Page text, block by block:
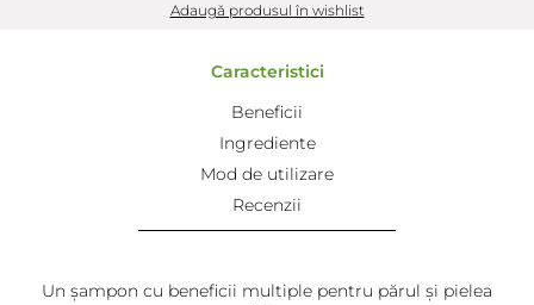
Adaugă produsul în wishlist
Caracteristici
Beneficii
Ingrediente
Mod de utilizare
Recenzii
Un șampon cu beneficii multiple pentru părul și pielea